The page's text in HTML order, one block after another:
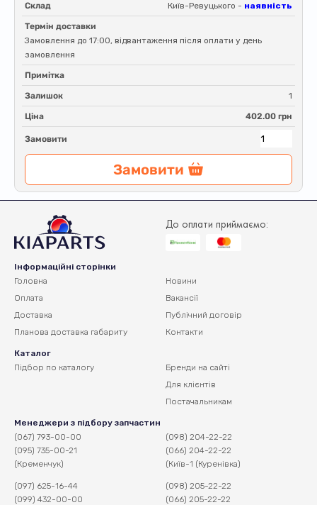
Склад Київ-Ревуцького - наявність
Термін доставки
Замовлення до 17:00, відвантаження після оплати у день
замовлення
Примітка
Залишок 1
Ціна 402.00 грн
Замовити
Замовити
До оплати приймаємо:
Інформаційні сторінки
Головна
Оплата
Доставка
Планова доставка габариту
Новини
Вакансії
Публічний договір
Контакти
Каталог
Підбор по каталогу
Бренди на сайті
Для клієнтів
Постачальникам
Менеджери з підбору запчастин
(067) 793-00-00
(095) 735-00-21
(Кременчук)
(097) 625-16-44
(099) 432-00-00
(098) 204-22-22
(066) 204-22-22
(Київ-1 (Куренівка)
(098) 205-22-22
(066) 205-22-22